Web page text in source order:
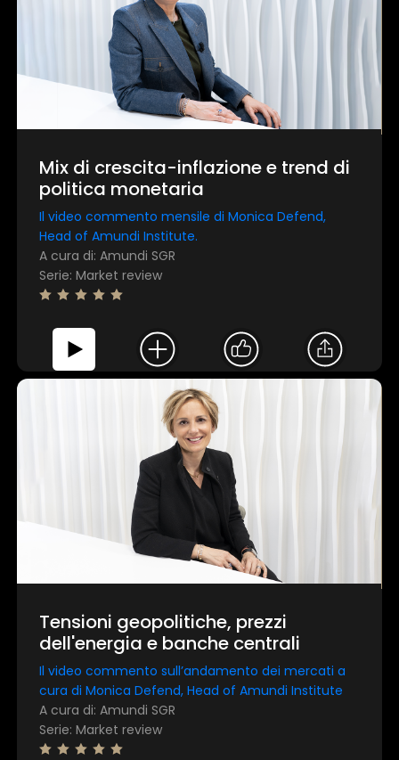
Utilizziamo i cookie per personalizzare contenuti ed
annunci, per fornire funzionalità dei social media e per
analizzare il nostro traffico. Condividiamo inoltre
informazioni sul modo in cui utilizza il nostro sito con i
nostri partner che si occupano di analisi dei dati web,
pubblicità e social media, i quali potrebbero combinarle
con altre informazioni che ha fornito loro o che hanno
Mostra dettagli
Mix di crescita-inflazione e trend di
politica monetaria
Il video commento mensile di Monica Defend,
Head of Amundi Institute.
A cura di: Amundi SGR
Serie: Market review
Tensioni geopolitiche, prezzi
dell'energia e banche centrali
Il video commento sull’andamento dei mercati a
cura di Monica Defend, Head of Amundi Institute
A cura di: Amundi SGR
Serie: Market review